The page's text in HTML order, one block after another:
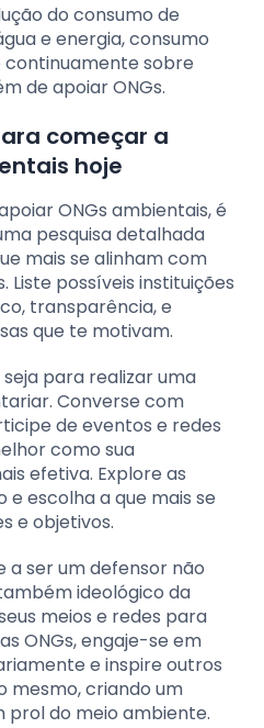
do consumo de
e energia, consumo
sobre
de apoiar ONGs.
começar a
hoje
ONGs ambientais, é
pesquisa detalhada
mais se alinham com
Liste possíveis instituições
transparência, e
que te motivam.
para realizar uma
Converse com
de eventos e redes
como sua
efetiva. Explore as
e escolha a que mais se
e objetivos.
ser um defensor não
ideológico da
meios e redes para
ONGs, engaje-se em
e inspire outros
mesmo, criando um
do meio ambiente.